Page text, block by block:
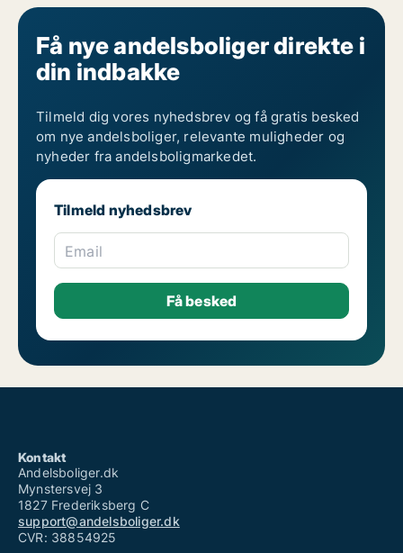
Få nye andelsboliger direkte i
din indbakke
Tilmeld dig vores nyhedsbrev og få gratis besked
om nye andelsboliger, relevante muligheder og
nyheder fra andelsboligmarkedet.
Tilmeld nyhedsbrev
Email
Kontakt
Andelsboliger.dk
Mynstersvej 3
1827 Frederiksberg C
support@andelsboliger.dk
CVR: 38854925